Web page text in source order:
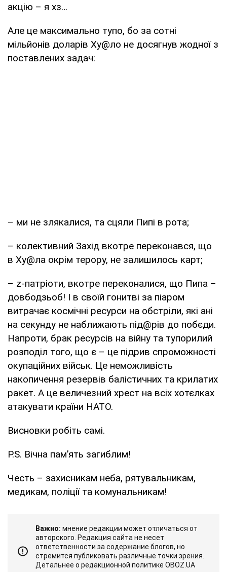
акцію – я хз…
Але це максимально тупо, бо за сотні
мільйонів доларів Ху@ло не досягнув жодної з
поставлених задач:
– ми не злякалися, та сцяли Пипі в рота;
– колективний Захід вкотре переконався, що
в Ху@ла окрім терору, не залишилось карт;
– z-патріоти, вкотре переконалися, що Пипа –
довбодзьоб! І в своїй гонитві за піаром
витрачає космічні ресурси на обстріли, які ані
на секунду не наближають під@рів до побєди.
Напроти, брак ресурсів на війну та тупорилий
розподіл того, що є – це підрив спроможності
окупаційних військ. Це неможливість
накопичення резервів балістичних та крилатих
ракет. А це величезний хрест на всіх хотєлках
атакувати країни НАТО.
Висновки робіть самі.
P.S. Вічна памʼять загиблим!
Честь – захисникам неба, рятувальникам,
медикам, поліції та комунальникам!
Важно: мнение редакции может отличаться от
авторского. Редакция сайта не несет
ответственности за содержание блогов, но
стремится публиковать различные точки зрения.
Детальнее о редакционной политике OBOZ.UA